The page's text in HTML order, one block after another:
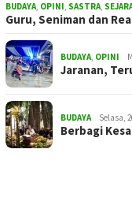
BUDAYA, OPINI, SASTRA,
Guru, Seniman dan
BUDAYA, OPINI
Jaranan,
BUDAYA Selasa,
Berbagi